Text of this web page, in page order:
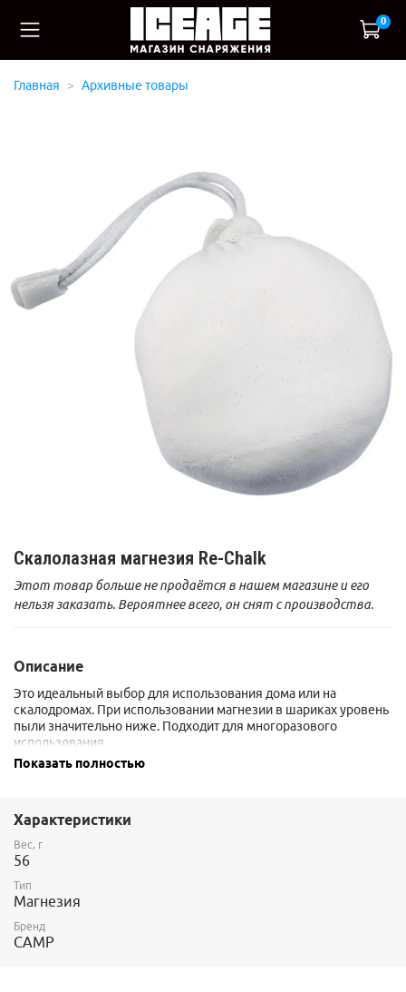
0
Главная Архивные товары
Скалолазная магнезия Re-Chalk
Этот товар больше не продаётся в нашем магазине и его
нельзя заказать. Вероятнее всего, он снят с производства.
Описание
Это идеальный выбор для использования дома или на
скалодромах. При использовании магнезии в шариках уровень
пыли значительно ниже. Подходит для многоразового
использования.
Показать полностью
Характеристики
Вес, г
56
Тип
Магнезия
Бренд
CAMP